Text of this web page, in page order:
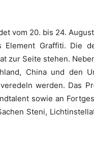
vom 20. bis 24.
Graffiti. Die
zur Seite stehen.
China und den
werden. Das
sowie an
Steni,